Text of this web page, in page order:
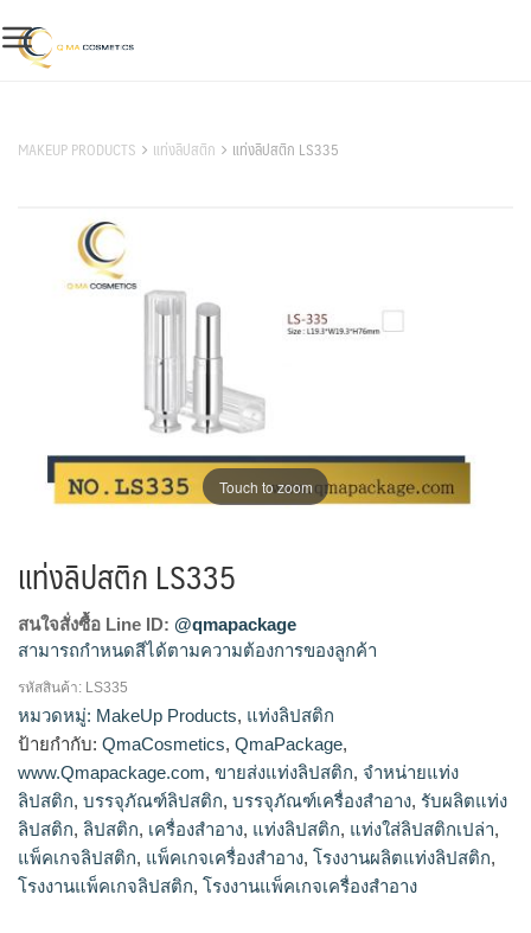
to
content
MAKEUP PRODUCTS แท่งลิปสติก แท่งลิปสติก LS335
Touch to zoom
แท่งลิปสติก LS335
สนใจสั่งซื้อ Line ID: @qmapackage
สามารถกำหนดสีได้ตามความต้องการของลูกค้า
โรงงานผลิตแท่งลิปสติก,จำหน่ายแท่งลิปสติก,รับผลิตแท่ง
ลิปสติก,ขายส่งแท่งลิปสติก
รหัสสินค้า: LS335
หมวดหมู่: MakeUp Products, แท่งลิปสติก
ป้ายกำกับ: QmaCosmetics, QmaPackage,
www.Qmapackage.com, ขายส่งแท่งลิปสติก, จำหน่ายแท่ง
ลิปสติก, บรรจุภัณฑ์ลิปสติก, บรรจุภัณฑ์เครื่องสำอาง, รับผลิตแท่ง
ลิปสติก, ลิปสติก, เครื่องสำอาง, แท่งลิปสติก, แท่งใส่ลิปสติกเปล่า,
แพ็คเกจลิปสติก, แพ็คเกจเครื่องสำอาง, โรงงานผลิตแท่งลิปสติก,
โรงงานแพ็คเกจลิปสติก, โรงงานแพ็คเกจเครื่องสำอาง